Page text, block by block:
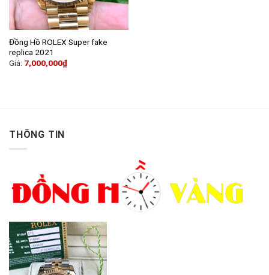
Đồng Hồ ROLEX Super fake
replica 2021
Giá: 7,000,000₫
THÔNG TIN